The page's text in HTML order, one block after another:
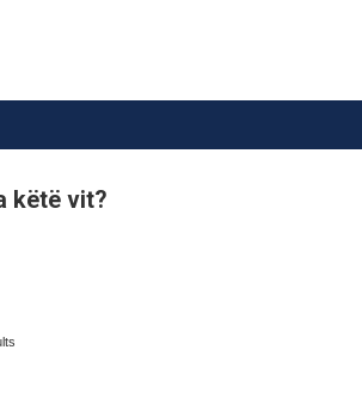
këtë vit?